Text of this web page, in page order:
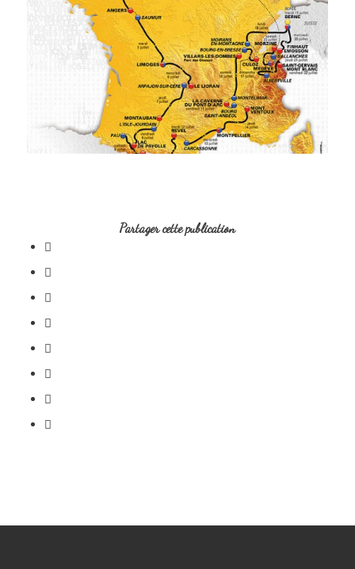
Partager cette publication